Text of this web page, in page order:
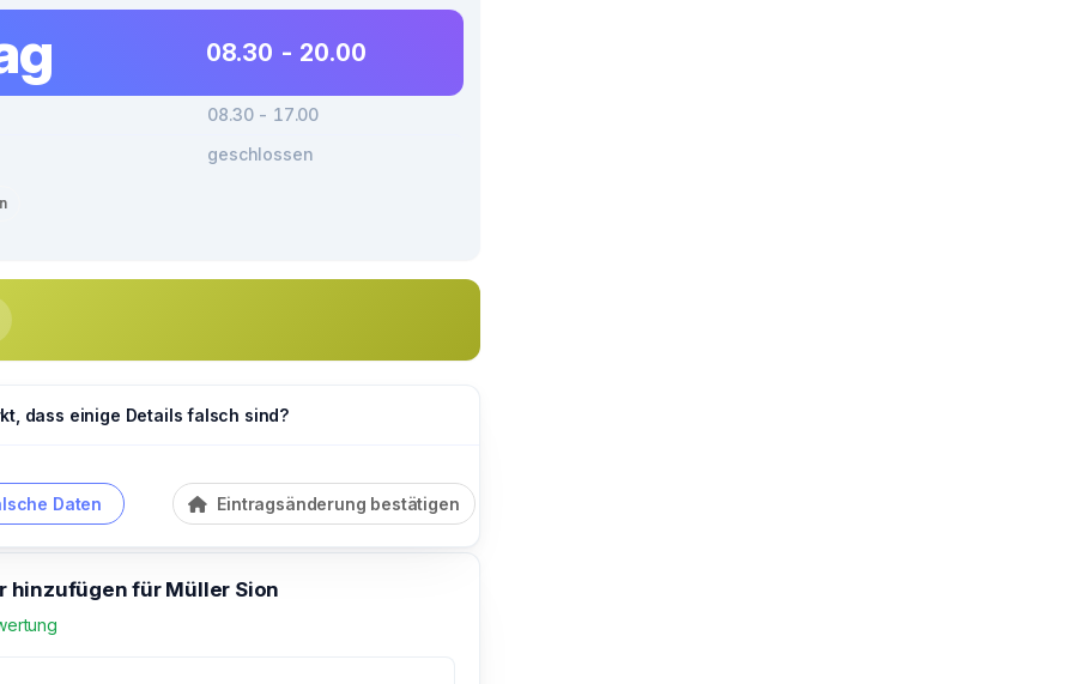
08.30 - 20.00
08.30 - 17.00
geschlossen
dass einige Details falsch sind?
Daten Eintragsänderung bestätigen
hinzufügen für Müller Sion